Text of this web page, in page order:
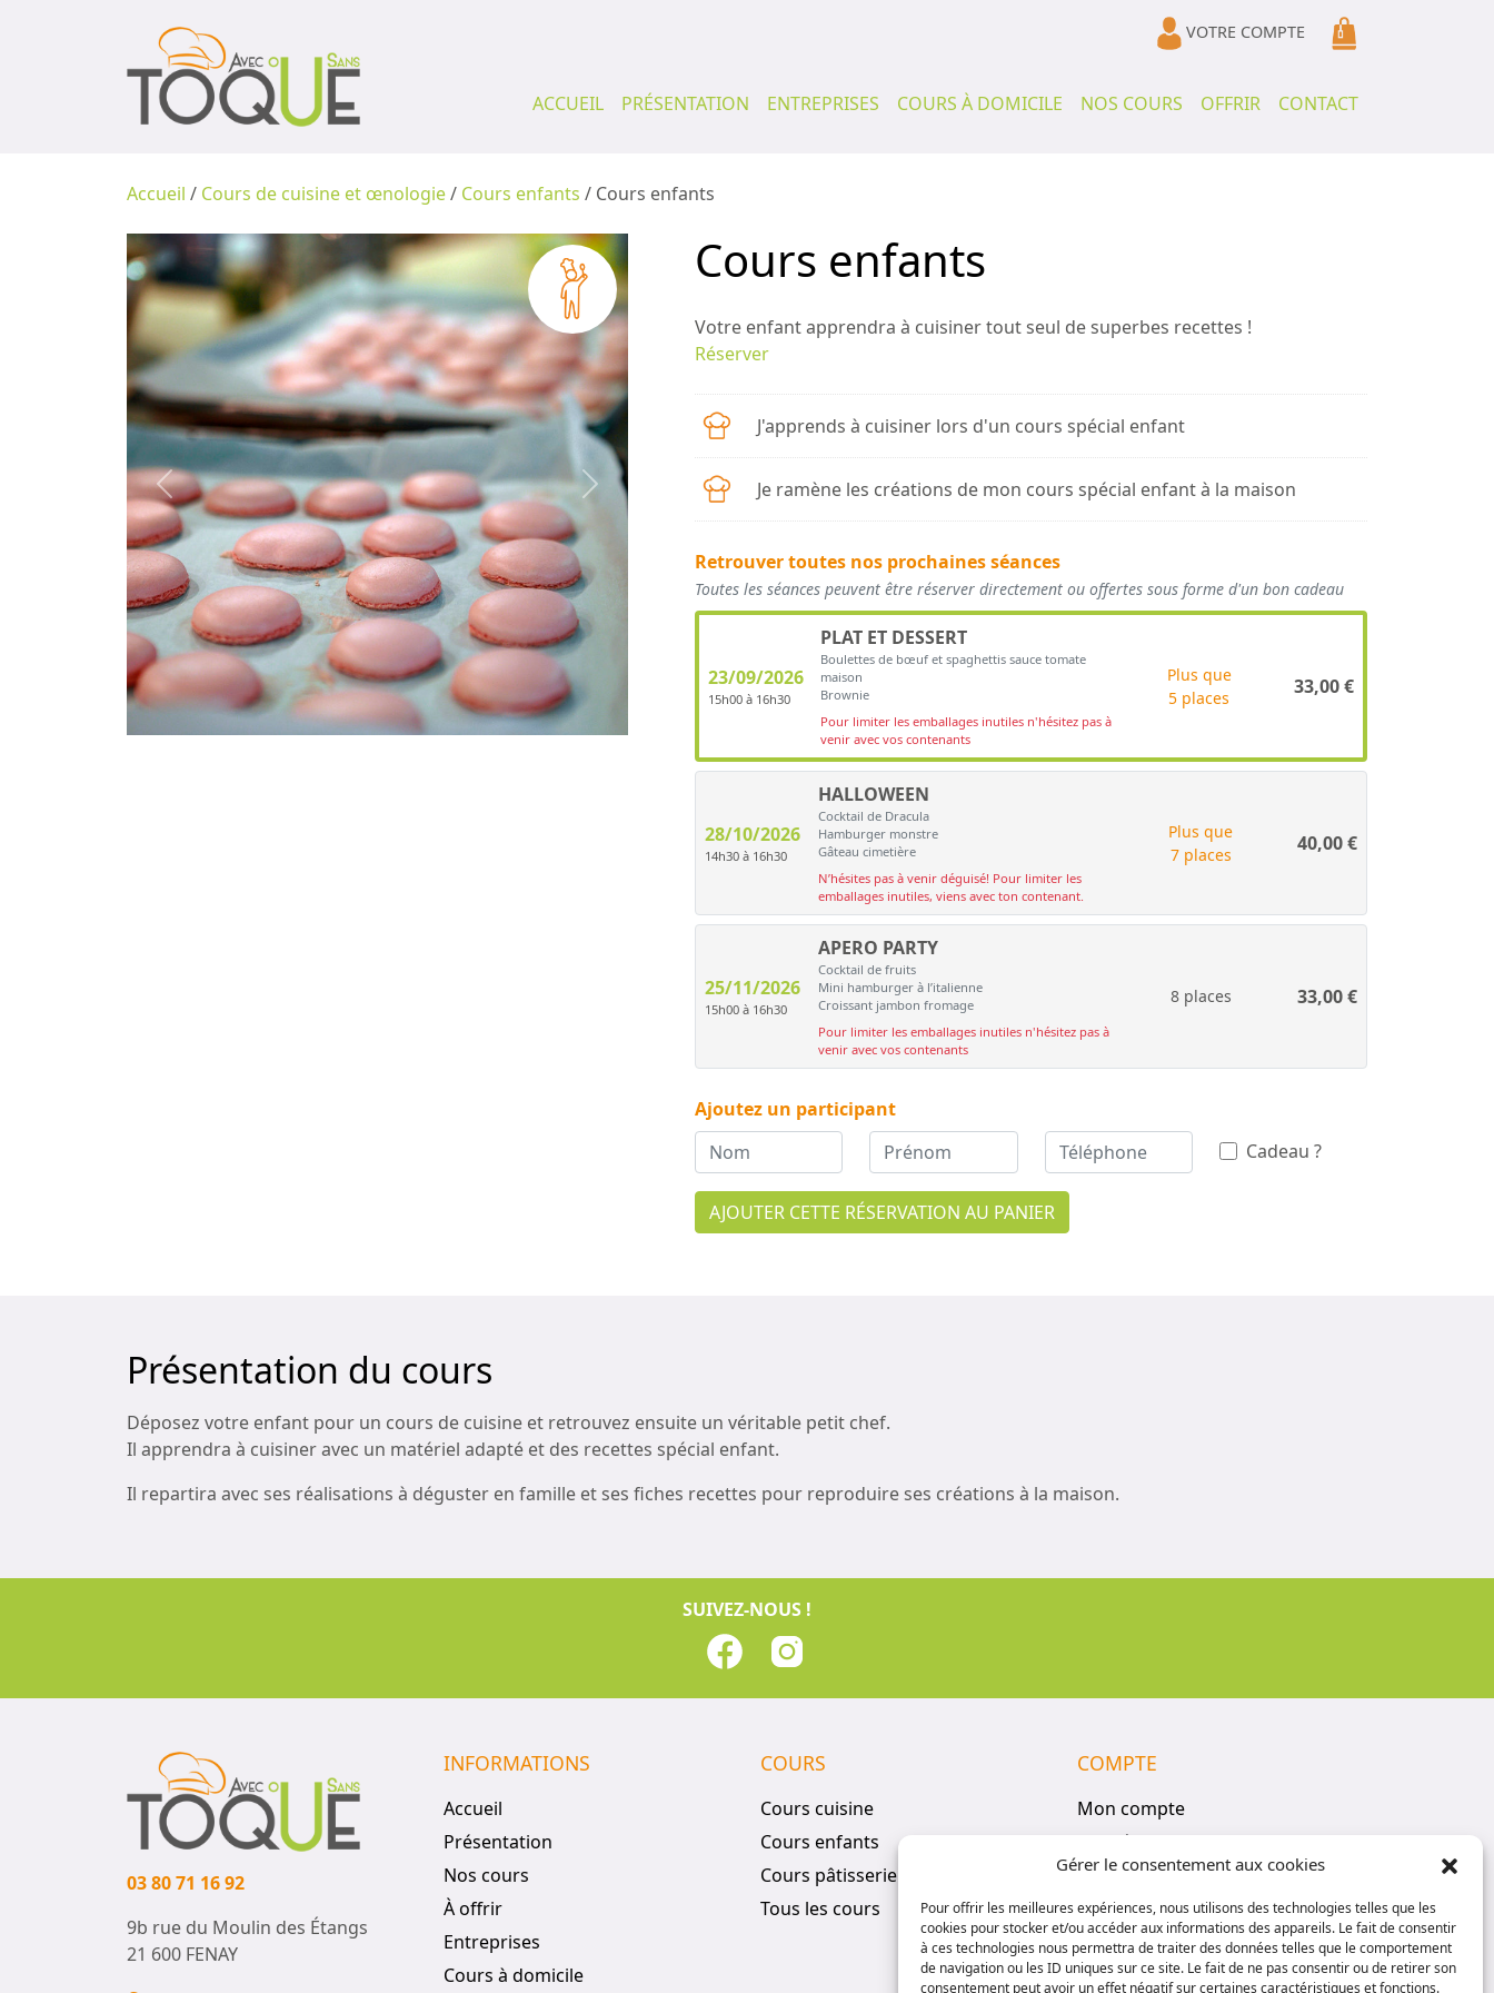
Gérer le consentement aux cookies
Pour offrir les meilleures expériences, nous utilisons des technologies telles que les
cookies pour stocker et/ou accéder aux informations des appareils. Le fait de consentir
à ces technologies nous permettra de traiter des données telles que le comportement
de navigation ou les ID uniques sur ce site. Le fait de ne pas consentir ou de retirer son
consentement peut avoir un effet négatif sur certaines caractéristiques et fonctions.
ACCUEIL PRÉSENTATION ENTREPRISES COURS À DOMICILE NOS COURS OFFRIR CONTACT
VOTRE COMPTE
Accueil / Cours de cuisine et œnologie/ Cours enfants / Cours enfants
Previous Next
Cours enfants
Votre enfant apprendra à cuisiner tout seul de superbes recettes !
Réserver
J'apprends à cuisiner lors d'un cours spécial enfant
Je ramène les créations de mon cours spécial enfant à la maison
Retrouver toutes nos prochaines séances
Toutes les séances peuvent être réserver directement ou offertes sous forme d'un bon cadeau
23/09/2026
15h00 à 16h30
PLAT ET DESSERT
Boulettes de bœuf et spaghettis sauce tomate
maison
Brownie
Pour limiter les emballages inutiles n'hésitez pas à
venir avec vos contenants
Plus que
5 places
33,00€
28/10/2026
14h30 à 16h30
HALLOWEEN
Cocktail de Dracula
Hamburger monstre
Gâteau cimetière
N’hésites pas à venir déguisé! Pour limiter les
emballages inutiles, viens avec ton contenant.
Plus que
7 places
40,00€
25/11/2026
15h00 à 16h30
APERO PARTY
Cocktail de fruits
Mini hamburger à l’italienne
Croissant jambon fromage
Pour limiter les emballages inutiles n'hésitez pas à
venir avec vos contenants
8 places 33,00€
Ajoutez un participant
Cadeau ?
AJOUTER CETTE RÉSERVATION AU PANIER
Présentation du cours
Déposez votre enfant pour un cours de cuisine et retrouvez ensuite un véritable petit chef.
Il apprendra à cuisiner avec un matériel adapté et des recettes spécial enfant.
Il repartira avec ses réalisations à déguster en famille et ses fiches recettes pour reproduire ses créations à la maison.
SUIVEZ-NOUS !
03 80 71 16 92
9b rue du Moulin des Étangs
21 600 FENAY
INFORMATIONS
Accueil
Présentation
Nos cours
À offrir
Entreprises
Cours à domicile
COURS
Cours cuisine
Cours enfants
Cours pâtisserie
Tous les cours
COMPTE
Mon compte
Vos réservations
Panier
Politique de confidentialité
Conditions générales de vente